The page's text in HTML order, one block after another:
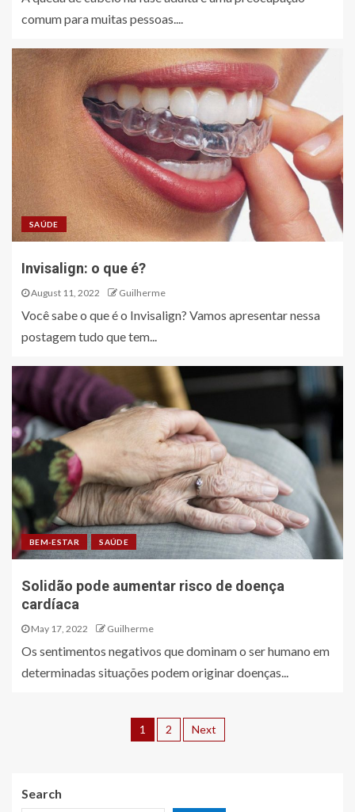
comum para muitas pessoas....
SAÚDE
Invisalign: o que é?
August 11, 2022 Guilherme
Você sabe o que é o Invisalign? Vamos apresentar nessa
postagem tudo que tem...
BEM-ESTAR SAÚDE
Solidão pode aumentar risco de doença
cardíaca
May 17, 2022 Guilherme
Os sentimentos negativos que dominam o ser humano em
determinadas situações podem originar doenças...
1 2 Next
Search